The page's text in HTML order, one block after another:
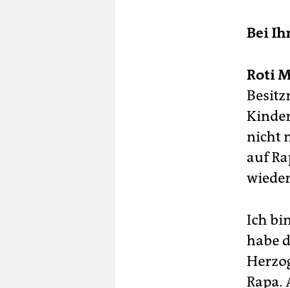
Bei
Roti
nicht
auf
Ich
habe
Rapa.